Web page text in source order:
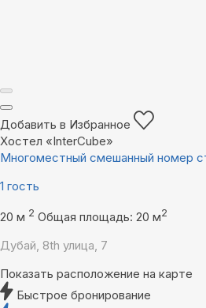
Добавить в Избранное
Хостел «InterCube»
Многоместный смешанный номер
1 гость
20 м 2 Общая площадь: 20 м2
Дубай, 8th улица, 7
Показать расположение на карте
Быстрое бронирование